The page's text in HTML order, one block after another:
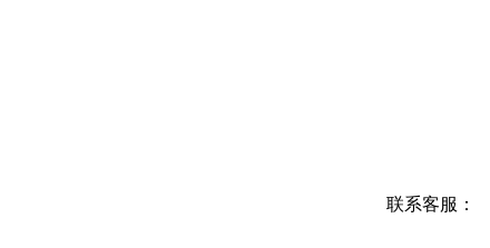
联系客服：